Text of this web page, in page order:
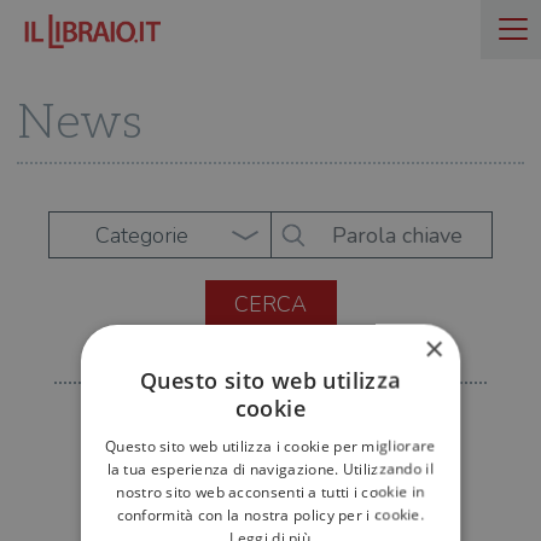
News
Categorie
×
Questo sito web utilizza
cookie
Questo sito web utilizza i cookie per migliorare
la tua esperienza di navigazione. Utilizzando il
nostro sito web acconsenti a tutti i cookie in
conformità con la nostra policy per i cookie.